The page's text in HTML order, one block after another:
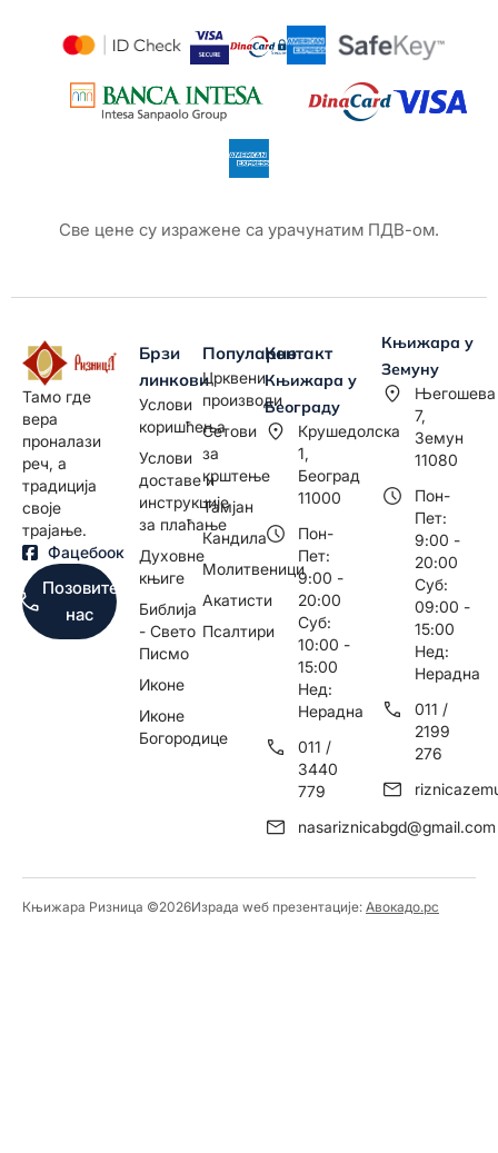
Све цене су изражене са урачунатим ПДВ-ом.
Тамо где
вера
проналази
реч, а
традиција
своје
трајање.
Фацебоок
Позовите
нас
Брзи
линкови
Услови
коришћења
Услови
доставе и
инструкције
за плаћање
Духовне
књиге
Библија
- Свето
Писмо
Иконе
Иконе
Богородице
Популарно
Црквени
производи
Сетови
за
крштење
Тамјан
Кандила
Молитвеници
Акатисти
Псалтири
Контакт
Књижара у
Београду
Крушедолска
1,
Београд
11000
Пон-
Пет:
9:00 -
20:00
Суб:
10:00 -
15:00
Нед:
Нерадна
011 /
3440
779
nasariznicabgd@gmail.com
Књижара у
Земуну
Његошева
7,
Земун
11080
Пон-
Пет:
9:00 -
20:00
Суб:
09:00 -
15:00
Нед:
Нерадна
011 /
2199
276
Књижара Ризница ©️2026Израда wеб презентације: Авокадо.рс